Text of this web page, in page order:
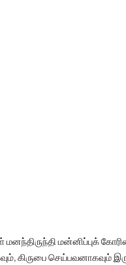
மன்னிப்புக்
கிருபை செய்பவனாகவும்